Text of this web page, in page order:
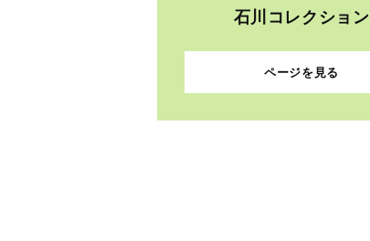
石川コレクション
ページを見る